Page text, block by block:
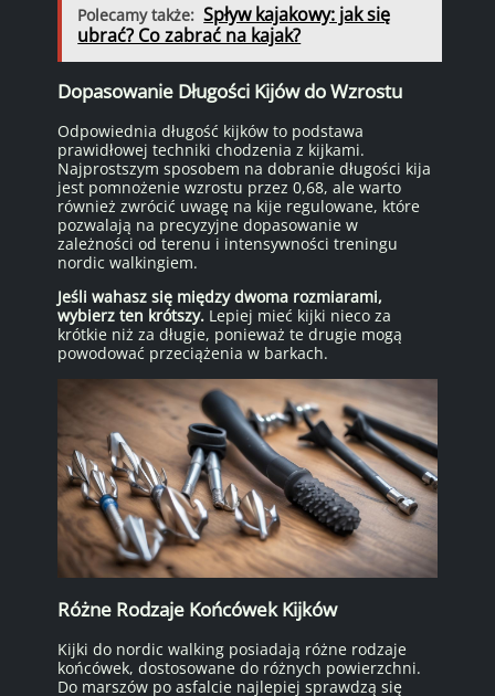
Polecamy także: Spływ kajakowy: jak się
ubrać? Co zabrać na kajak?
Dopasowanie Długości Kijów do Wzrostu
Odpowiednia długość kijków to podstawa
prawidłowej techniki chodzenia z kijkami.
Najprostszym sposobem na dobranie długości kija
jest pomnożenie wzrostu przez 0,68, ale warto
również zwrócić uwagę na kije regulowane, które
pozwalają na precyzyjne dopasowanie w
zależności od terenu i intensywności treningu
nordic walkingiem.
Jeśli wahasz się między dwoma rozmiarami,
wybierz ten krótszy. Lepiej mieć kijki nieco za
krótkie niż za długie, ponieważ te drugie mogą
powodować przeciążenia w barkach.
Różne Rodzaje Końcówek Kijków
Kijki do nordic walking posiadają różne rodzaje
końcówek, dostosowane do różnych powierzchni.
Do marszów po asfalcie najlepiej sprawdzą się